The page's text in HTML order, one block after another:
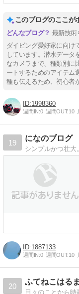
このブログのここが
最新技術
ダイビング愛好家に向け
しています。潜水データ
なカメラまで、種類別に
ートするためのアイテム
種も伝えるため、初心者
1998360
週間IN:0 週間OUT:10
19
になのブログ
1887133
週間IN:0 週間OUT:10
20
ふてねこはる